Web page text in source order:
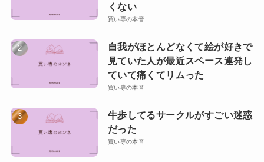
くない
買い専の本音
自我がほとんどなくて絵が好きで
見ていた人が最近スペース連発し
ていて痛くてリムった
買い専の本音
牛歩してるサークルがすごい迷惑
だった
買い専の本音